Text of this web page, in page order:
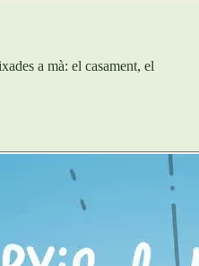
a mà: el casament, el